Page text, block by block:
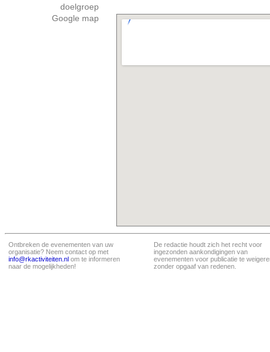
doelgroep
Google map
Ontbreken de evenementen van uw
organisatie? Neem contact op met
info@rkactiviteiten.nl om te informeren
naar de mogelijkheden!
De redactie houdt zich het recht voor
ingezonden aankondigingen van
evenementen voor publicatie te
zonder opgaaf van redenen.